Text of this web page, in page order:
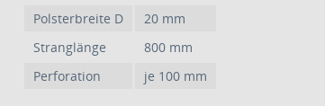
Polsterbreite D
20 mm
Stranglänge
800 mm
Perforation
je 100 mm